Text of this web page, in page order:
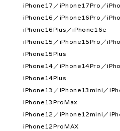
iPhone17／iPhone17Pro／
iPhone16／iPhone16Pro／
iPhone16Plus／iPhone16e
iPhone15／iPhone15Pro／
iPhone15Plus
iPhone14／iPhone14Pro／
iPhone14Plus
iPhone13／iPhone13mini／
iPhone13ProMax
iPhone12／iPhone12mini／
iPhone12ProMAX